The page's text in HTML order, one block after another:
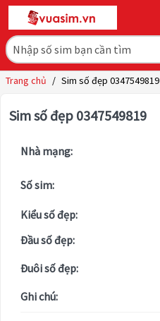
Trang chủ / Sim số đẹp 0347549819
Sim số đẹp 0347549819
Nhà mạng:
Số sim:
Kiểu số đẹp:
Đầu số đẹp:
Đuôi số đẹp:
Ghi chú: